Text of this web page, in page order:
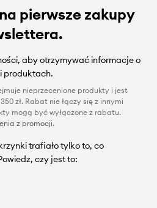
pierwsze zakupy
aby otrzymywać informacje o
produktach.
nieprzecenione produkty i jest
zł. Rabat nie łączy się z innymi
mogą być wyłączone z rabatu.
z promocji.
trafiało tylko to, co
czy jest to: